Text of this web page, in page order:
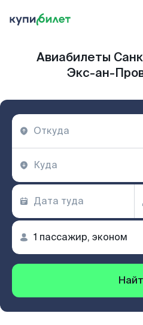
Авиабилеты
Экс-ан-